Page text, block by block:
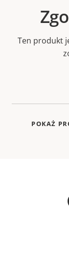
Ten produkt
POKAŻ